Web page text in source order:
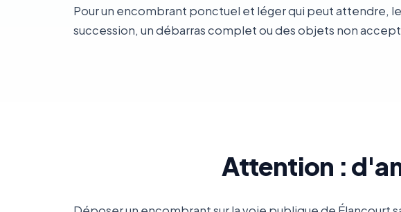
Pour un encombrant ponctuel et léger qui peut attendre,
succession, un débarras complet ou des objets non
Attention :